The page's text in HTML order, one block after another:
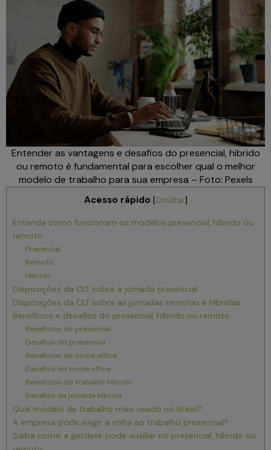
Entender as vantagens e desafios do presencial, hibrido
ou remoto é fundamental para escolher qual o melhor
modelo de trabalho para sua empresa – Foto: Pexels
Acesso rápido [Ocultar]
Entenda como funcionam os modelos presencial, híbrido ou
remoto
Presencial
Remoto
Híbrido
Disposições da CLT sobre a jornada presencial
Disposições da CLT sobre as jornadas remotas e híbridas
Benefícios e desafios do presencial, híbrido ou remoto
Benefícios do presencial
Desafios do presencial
Benefícios do home office
Desafios do home office
Benefícios do trabalho híbrido
Desafios da jornada híbrida
Qual modelo de trabalho mais usado no Brasil?
A empresa pode exigir a volta ao trabalho presencial?
Saiba como a getdesk pode auxiliar no presencial, híbrido ou